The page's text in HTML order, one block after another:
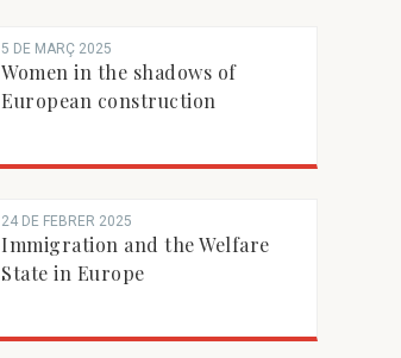
5 DE MARÇ 2025
Women in the shadows of
European construction
24 DE FEBRER 2025
Immigration and the Welfare
State in Europe